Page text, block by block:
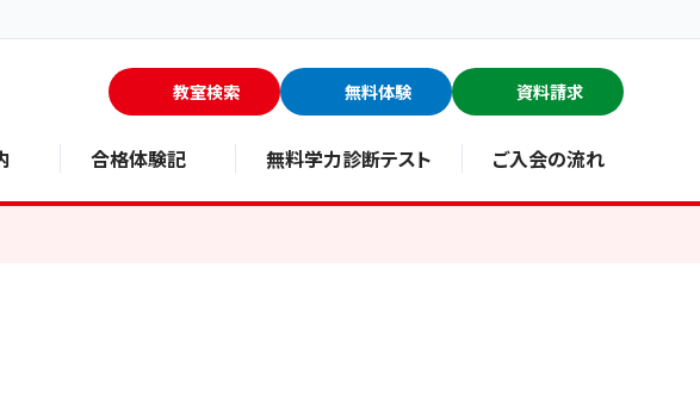
教室検索 無料体験 資料請求
合格体験記 無料学力診断テスト ご入会の流れ